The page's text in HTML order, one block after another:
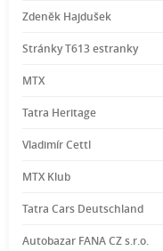
Zdeněk Hajdušek
Stránky T613 estranky
MTX
Tatra Heritage
Vladimír Cettl
MTX Klub
Tatra Cars Deutschland
Autobazar FANA CZ s.r.o.